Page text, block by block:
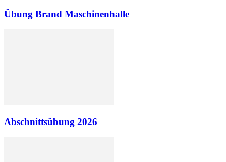
Übung Brand Maschinenhalle
Abschnittsübung 2026